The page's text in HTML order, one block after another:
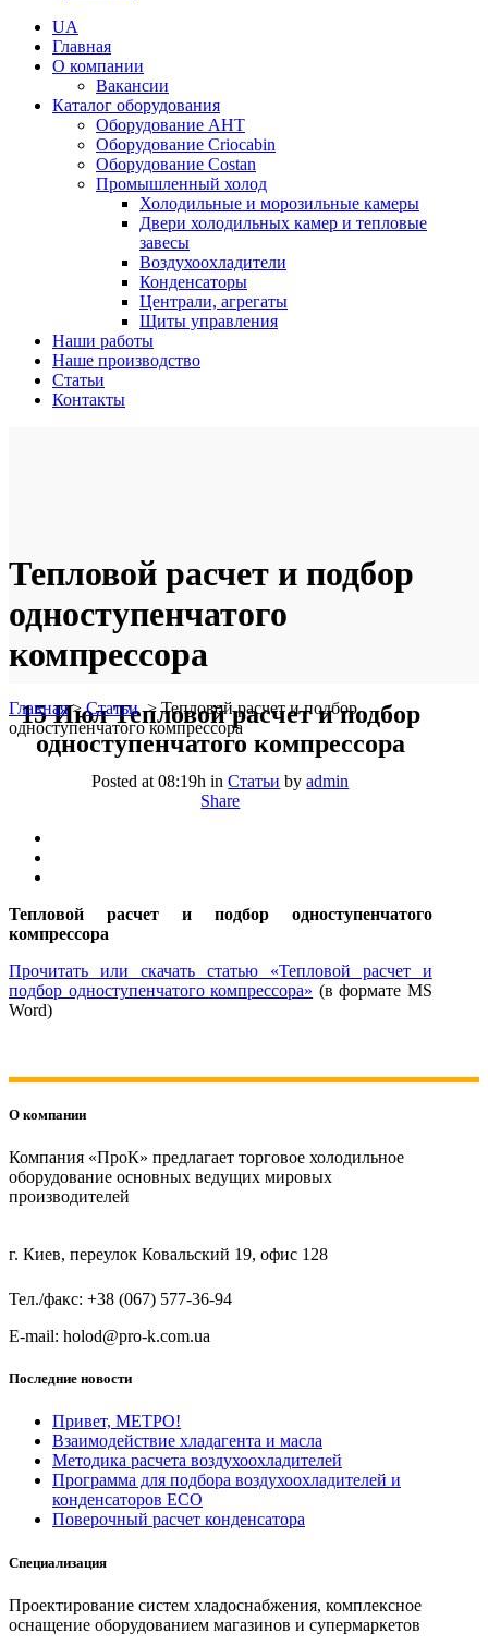
UA
Главная
О компании
Вакансии
Каталог оборудования
Оборудование AHT
Оборудование Criocabin
Оборудование Costan
Промышленный холод
Холодильные и морозильные камеры
Двери холодильных камер и тепловые
завесы
Воздухоохладители
Конденсаторы
Централи, агрегаты
Щиты управления
Наши работы
Наше производство
Статьи
Контакты
Тепловой расчет и подбор
одноступенчатого
компрессора
Главная>Статьи >Тепловой расчет и подбор
одноступенчатого компрессора
15 ИюлТепловой расчет и подбор
одноступенчатого компрессора
Posted at 08:19h inСтатьи byadmin
Share
Тепловой расчет и подбор одноступенчатого
компрессора
Прочитать или скачать статью «Тепловой расчет и
подбор одноступенчатого компрессора» (в формате MS
Word)
О компании
Компания «ПроК» предлагает торговое холодильное
оборудование основных ведущих мировых
производителей
г. Киев, переулок Ковальский 19, офис 128
Тел./факс: +38 (067) 577-36-94
E-mail: holod@pro-k.com.ua
Последние новости
Привет, МЕТРО!
Взаимодействие хладагента и масла
Методика расчета воздухоохладителей
Программа для подбора воздухоохладителей и
конденсаторов ECO
Поверочный расчет конденсатора
Специализация
Проектирование систем хладоснабжения, комплексное
оснащение оборудованием магазинов и супермаркетов